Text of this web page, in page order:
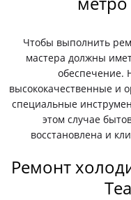
Чтобы выполнить
мастера должны
обеспечение.
высококачественные и
специальные
этом случае
восстановлена и
Ремонт